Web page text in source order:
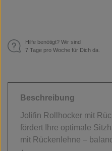
Hilfe benötigt? Wir sind
7 Tage pro Woche für Dich da.
Beschreibung
Jolifin Rollhocker mit
fördert Ihre optimale
mit Rückenlehne –